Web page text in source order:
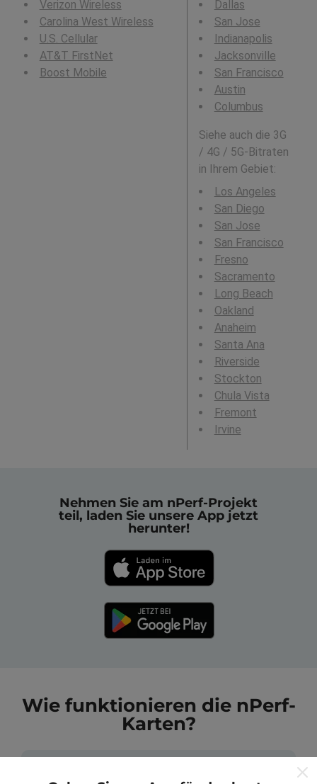
Verizon Wireless
Carolina West Wireless
U.S. Cellular
AT&T FirstNet
Boost Mobile
Dallas
San Jose
Indianapolis
Jacksonville
San Francisco
Austin
Columbus
Siehe auch die 3G
/ 4G / 5G-Bitraten
in Ihrem Gebiet:
Los Angeles
San Diego
San Jose
San Francisco
Fresno
Sacramento
Long Beach
Oakland
Anaheim
Santa Ana
Riverside
Stockton
Chula Vista
Fremont
Irvine
Nehmen Sie am nPerf-Projekt
teil, laden Sie unsere App jetzt
herunter!
Wie funktionieren die nPerf-
Karten?